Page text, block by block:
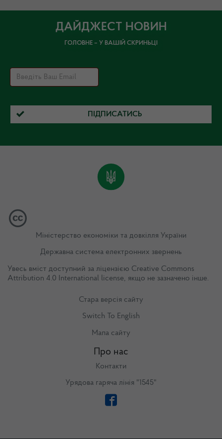
ДАЙДЖЕСТ НОВИН
ГОЛОВНЕ – У ВАШІЙ СКРИНЬЦІ
ПІДПИСАТИСЬ
Міністерство економіки та довкілля України
Державна система електронних звернень
Увесь вміст доступний за ліцензією Creative Commons
Attribution 4.0 International license, якщо не зазначено інше.
Стара версія сайту
Switch To English
Мапа сайту
Про нас
Контакти
Урядова гаряча лінія "1545"